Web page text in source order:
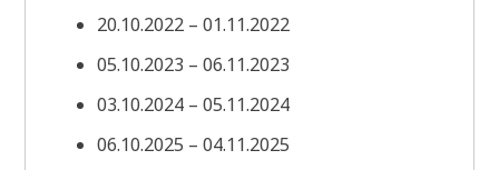
20.10.2022 – 01.11.2022
05.10.2023 – 06.11.2023
03.10.2024 – 05.11.2024
06.10.2025 – 04.11.2025